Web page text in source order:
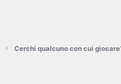
Cerchi qualcuno con cui